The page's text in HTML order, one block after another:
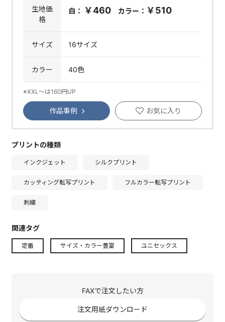
生地価
格
白： ￥460 カラー： ￥510
サイズ 16サイズ
カラー 40色
※XXL～は160円UP
作品事例 お気に入り
プリントの種類
インクジェット シルクプリント
カッティング転写プリント フルカラー転写プリント
刺繍
関連タグ
定番 サイズ・カラー豊富 ユニセックス
FAXで注文したい方
注文用紙ダウンロード